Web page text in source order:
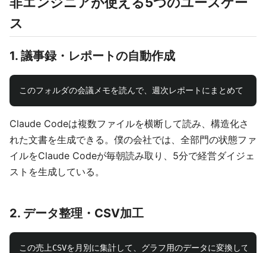
ス
1. 議事録・レポートの自動作成
Claude Codeは複数ファイルを横断して読み、構造化さ
れた文書を生成できる。僕の会社では、全部門の状態ファ
イルをClaude Codeが毎朝読み取り、5分で経営ダイジェ
ストを生成している。
2. データ整理・CSV加工